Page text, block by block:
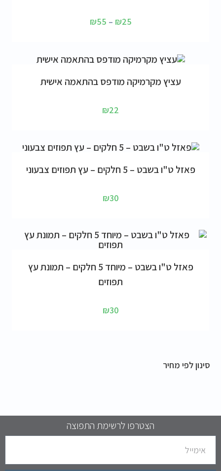
₪25
–
₪55
עציץ מקרמיקה מודפס בהתאמה אישית
₪22
פאזל ט"ו בשבט – 5 חלקים – עץ תפוזים צבעוני
₪30
פאזל ט"ו בשבט – מיוחד 5 חלקים – תמונת עץ
תפוזים
₪30
סינון לפי מחיר
הצטרפו לרשימת התפוצה